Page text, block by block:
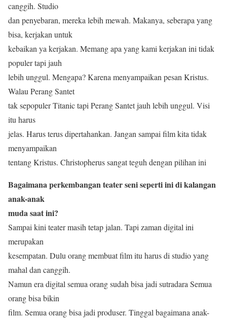
canggih. Studio
dan penyebaran, mereka lebih mewah. Makanya, seberapa yang
bisa, kerjakan untuk
kebaikan ya kerjakan. Memang apa yang kami kerjakan ini tidak
populer tapi jauh
lebih unggul. Mengapa? Karena menyampaikan pesan Kristus.
Walau Perang Santet
tak sepopuler Titanic tapi Perang Santet jauh lebih unggul. Visi
itu harus
jelas. Harus terus dipertahankan. Jangan sampai film kita tidak
menyampaikan
tentang Kristus. Christopherus sangat teguh dengan pilihan ini
Bagaimana perkembangan teater seni seperti ini di kalangan
anak-anak
muda saat ini?
Sampai kini teater masih tetap jalan. Tapi zaman digital ini
merupakan
kesempatan. Dulu orang membuat film itu harus di studio yang
mahal dan canggih.
Namun era digital semua orang sudah bisa jadi sutradara Semua
orang bisa bikin
film. Semua orang bisa jadi produser. Tinggal bagaimana anak-